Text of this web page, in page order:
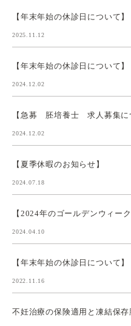
【年末年始の休診日について】
2025.11.12
【年末年始の休診日について】
2024.12.02
【急募 胚培養士 求人募集に
2024.12.02
【夏季休暇のお知らせ】
2024.07.18
【2024年のゴールデンウィー
2024.04.10
【年末年始の休診日について】
2022.11.16
不妊治療の保険適用と凍結保